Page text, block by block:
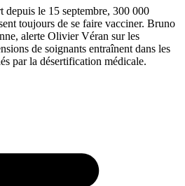
le 15 septembre, 300 000
toujours de se faire vacciner. Bruno
alerte Olivier Véran sur les
de soignants entraînent dans les
par la désertification médicale.